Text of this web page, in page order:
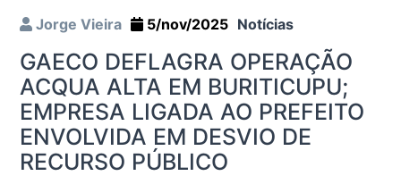
Jorge Vieira 5/nov/2025 Notícias
GAECO DEFLAGRA OPERAÇÃO
ACQUA ALTA EM BURITICUPU;
EMPRESA LIGADA AO PREFEITO
ENVOLVIDA EM DESVIO DE
RECURSO PÚBLICO